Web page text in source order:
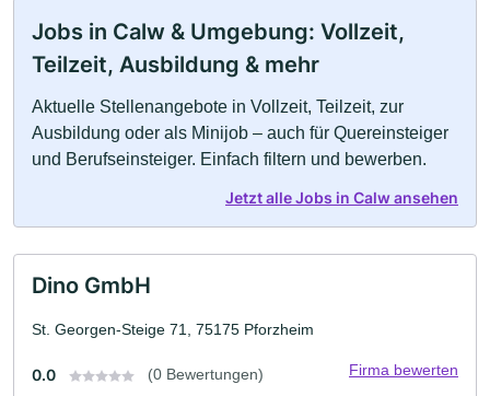
Jobs in Calw & Umgebung: Vollzeit,
Teilzeit, Ausbildung & mehr
Aktuelle Stellenangebote in Vollzeit, Teilzeit, zur
Ausbildung oder als Minijob – auch für Quereinsteiger
und Berufseinsteiger. Einfach filtern und bewerben.
Jetzt alle Jobs in Calw ansehen
Dino GmbH
St. Georgen-Steige 71, 75175 Pforzheim
0.0 (0 Bewertungen) Firma bewerten